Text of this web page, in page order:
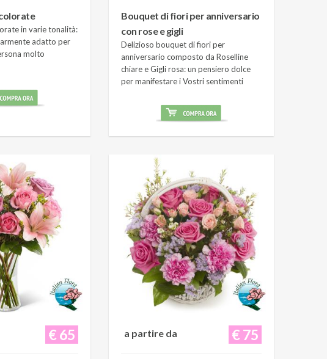
in varie tonalità:
adatto per
molto
Bouquet di fiori per anniversario
con rose e gigli
Delizioso bouquet di fiori per
anniversario composto da Roselline
chiare e Gigli rosa: un pensiero dolce
per manifestare i Vostri sentimenti
€ 65 € 75
a partire da